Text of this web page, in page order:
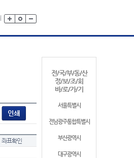
전/국/부/동/산
정/보/조/회
바/로/가/기
서울특별시
전남광주통합특별시
부산광역시
대구광역시
좌표확인